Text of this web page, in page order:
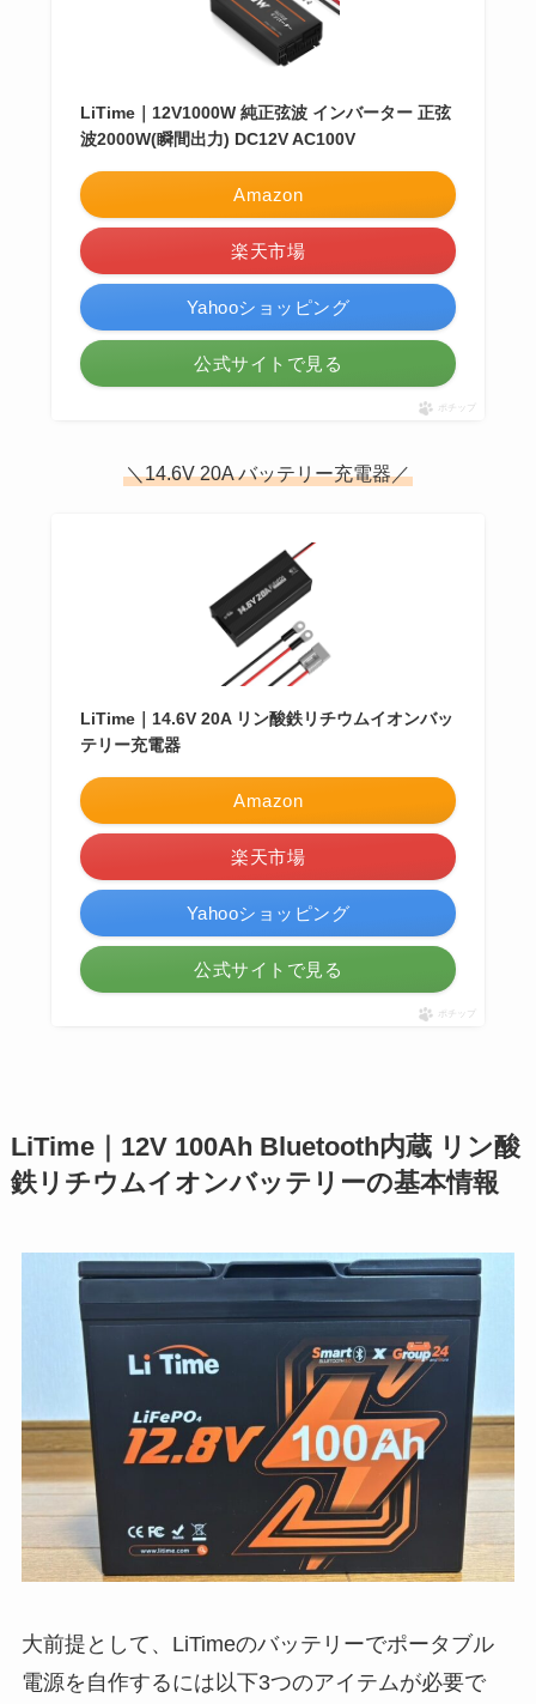
LiTime｜12V1000W 純正弦波 インバーター 正弦
波2000W(瞬間出力) DC12V AC100V
Amazon
楽天市場
Yahooショッピング
公式サイトで見る
ポチップ
＼14.6V 20A バッテリー充電器／
LiTime｜14.6V 20A リン酸鉄リチウムイオンバッ
テリー充電器
Amazon
楽天市場
Yahooショッピング
公式サイトで見る
ポチップ
LiTime｜12V 100Ah Bluetooth内蔵 リン酸
鉄リチウムイオンバッテリーの基本情報
大前提として、LiTimeのバッテリーでポータブル
電源を自作するには以下3つのアイテムが必要で